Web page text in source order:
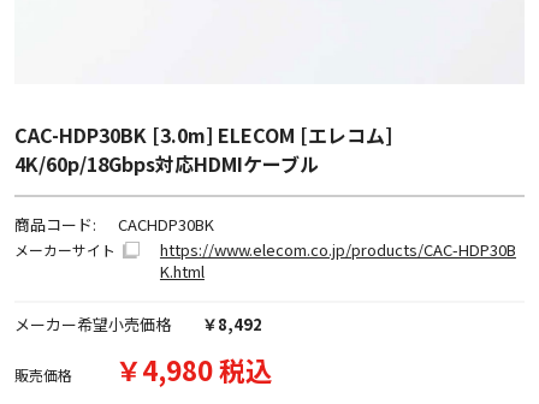
CAC-HDP30BK [3.0m] ELECOM [エレコム]
4K/60p/18Gbps対応HDMIケーブル
商品コード: CACHDP30BK
メーカーサイト
https://www.elecom.co.jp/products/CAC-HDP30B
K.html
メーカー希望小売価格 ￥8,492
販売価格 ￥4,980 税込